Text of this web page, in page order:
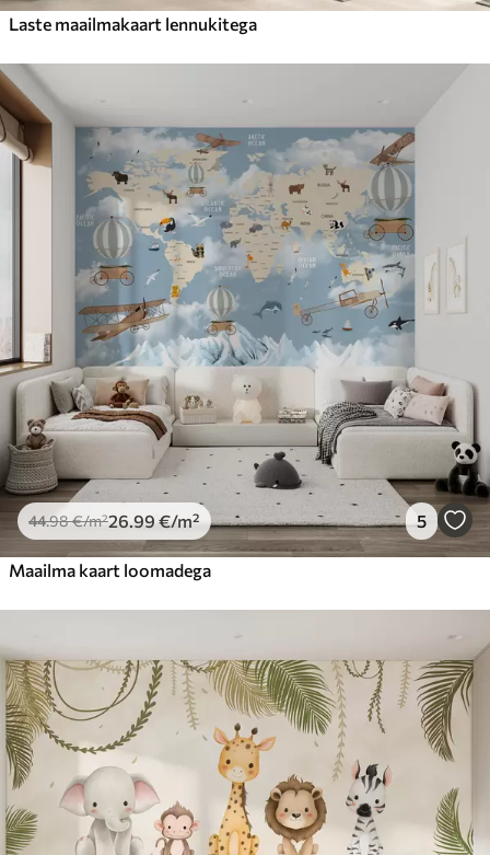
Laste maailmakaart lennukitega
44.98€/m²26.99 €/m² 5
Maailma kaart loomadega